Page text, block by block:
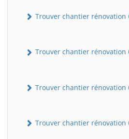
Trouver chantier rénovation
Trouver chantier rénovation
Trouver chantier rénovation
Trouver chantier rénovation